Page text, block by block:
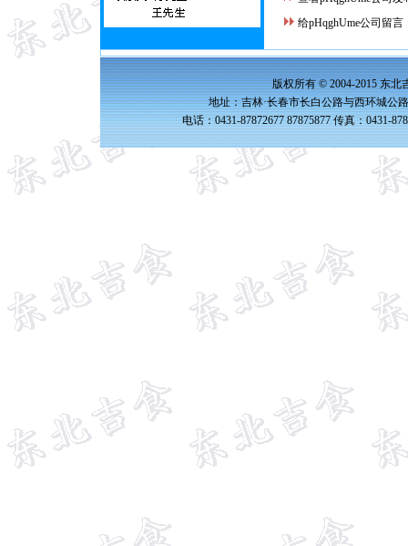
给pHqghUme公司留言
版权所有 © 2004-2015 东北
地址：吉林·长春市长白公路与西环城公
电话：0431-87872677 87875877 传真：0431-